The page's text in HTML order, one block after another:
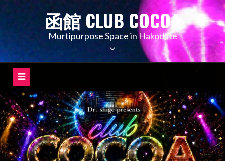
ツ
キ
ッ
プ
函館 CLUB COCOA
Murtipurpose Space in Hakodate